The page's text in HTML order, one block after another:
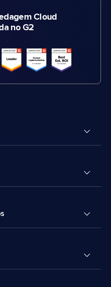
Cloud
no G2